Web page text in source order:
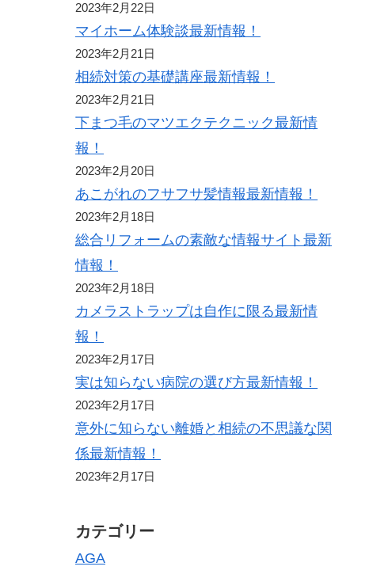
2023年2月22日
マイホーム体験談最新情報！
2023年2月21日
相続対策の基礎講座最新情報！
2023年2月21日
下まつ毛のマツエクテクニック最新情
報！
2023年2月20日
あこがれのフサフサ髪情報最新情報！
2023年2月18日
総合リフォームの素敵な情報サイト最新
情報！
2023年2月18日
カメラストラップは自作に限る最新情
報！
2023年2月17日
実は知らない病院の選び方最新情報！
2023年2月17日
意外に知らない離婚と相続の不思議な関
係最新情報！
2023年2月17日
カテゴリー
AGA